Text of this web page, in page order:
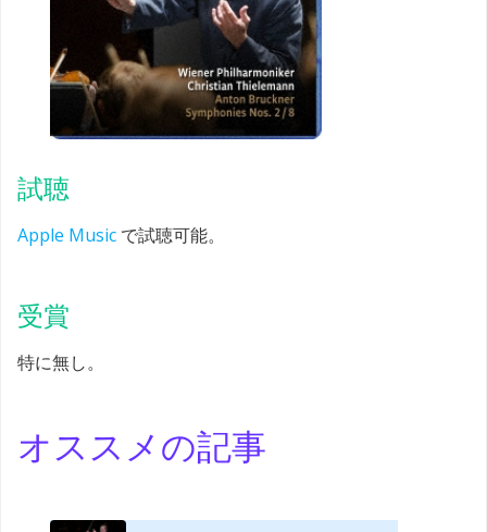
試聴
Apple Music で試聴可能。
受賞
特に無し。
オススメの記事